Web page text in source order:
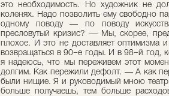
это необходимость. Но художник не
коленях. Надо позволить ему свободно
одному поводу — по поводу
пресловутый кризис? — Мы, скорее,
плохое. И это не доставляет оптимизма
возвращаться в 90−е годы. И в 98−й год,
я надеюсь, что мы переживем этот
долгим. Как пережили дефолт. — А как
были нищие. Я и руководимый мною
больше получаешь, тем больше